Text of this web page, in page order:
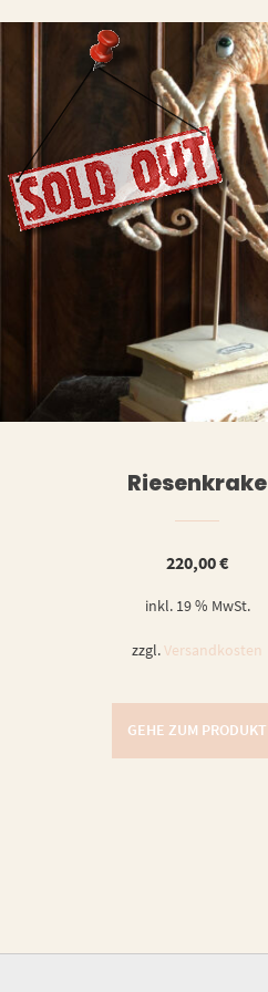
Riesenkrake
220,00€
inkl. 19 % MwSt.
zzgl.Versandkosten
GEHE ZUM PRODUKT